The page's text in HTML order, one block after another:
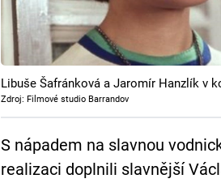
Libuše Šafránková a Jaromír Hanzlík v
Zdroj: Filmové studio Barrandov
S nápadem na slavnou
realizaci doplnili slavnější